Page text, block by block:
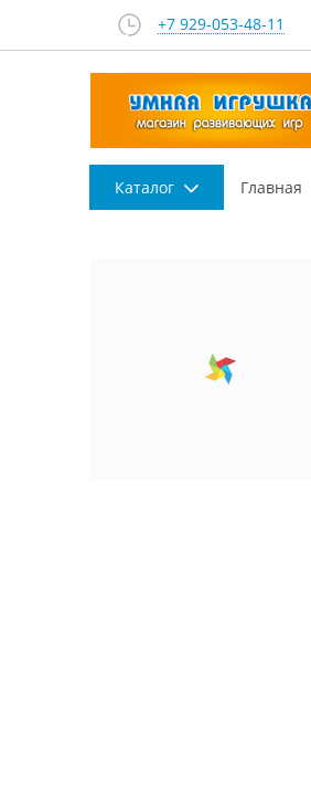
+7 929-053-48-11
Каталог Главная